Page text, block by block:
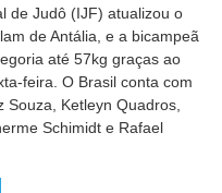
de Judô (IJF) atualizou o
de Antália, e a bicampeã
até 57kg graças ao
feira. O Brasil conta com
Ketleyn Quadros,
Schimidt e Rafael